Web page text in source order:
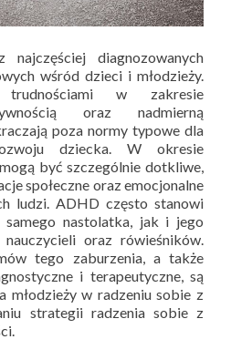
diagnozowanych
wśród dzieci i młodzieży.
trudnościami w zakresie
oraz nadmierną
poza normy typowe dla
dziecka. W okresie
być szczególnie dotkliwe,
społeczne oraz emocjonalne
ludzi. ADHD często stanowi
nastolatka, jak i jego
oraz rówieśników.
tego zaburzenia, a także
i terapeutyczne, są
młodzieży w radzeniu sobie z
strategii radzenia sobie z